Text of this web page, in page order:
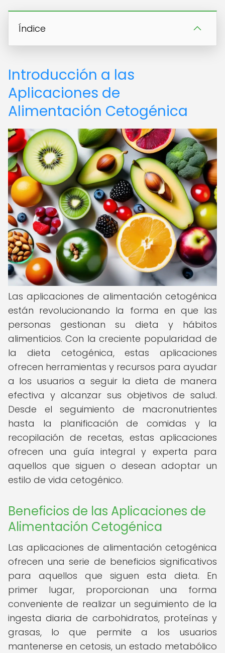
Índice
Introducción a las
Aplicaciones de
Alimentación Cetogénica
Las aplicaciones de alimentación cetogénica
están revolucionando la forma en que las
personas gestionan su dieta y hábitos
alimenticios. Con la creciente popularidad de
la dieta cetogénica, estas aplicaciones
ofrecen herramientas y recursos para ayudar
a los usuarios a seguir la dieta de manera
efectiva y alcanzar sus objetivos de salud.
Desde el seguimiento de macronutrientes
hasta la planificación de comidas y la
recopilación de recetas, estas aplicaciones
ofrecen una guía integral y experta para
aquellos que siguen o desean adoptar un
estilo de vida cetogénico.
Beneficios de las Aplicaciones de
Alimentación Cetogénica
Las aplicaciones de alimentación cetogénica
ofrecen una serie de beneficios significativos
para aquellos que siguen esta dieta. En
primer lugar, proporcionan una forma
conveniente de realizar un seguimiento de la
ingesta diaria de carbohidratos, proteínas y
grasas, lo que permite a los usuarios
mantenerse en cetosis, un estado metabólico